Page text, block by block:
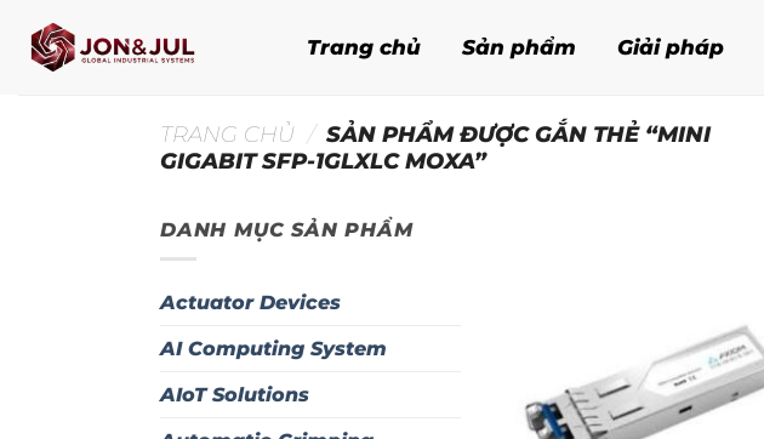
qua
Trang chủ Sản phẩm Giải pháp
TRANG CHỦ / SẢN PHẨM ĐƯỢC GẮN THẺ “MINI
GIGABIT SFP-1GLXLC MOXA”
DANH MỤC SẢN PHẨM
Actuator Devices
AI Computing System
AIoT Solutions